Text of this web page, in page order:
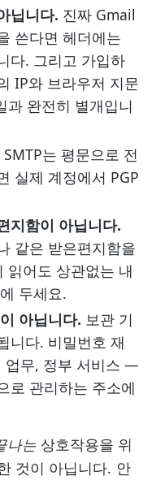
닙니다. 진짜 Gmail
쓴다면 헤더에는
다. 그리고 가입하
IP와 브라우저 지문
과 완전히 별개입니
SMTP는 평문으로 전
실제 계정에서 PGP
지함이 아닙니다.
같은 받은편지함을
읽어도 상관없는 내
두세요.
아닙니다. 보관 기
니다. 비밀번호 재
업무, 정부 서비스 —
로 관리하는 주소에
나는 상호작용을 위
것이 아닙니다. 안